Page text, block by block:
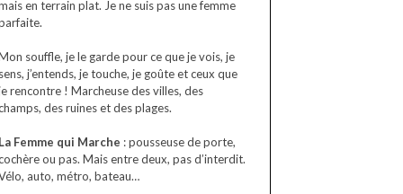
en terrain plat. Je ne suis pas une femme
souffle, je le garde pour ce que je vois, je
sens, j’entends, je touche, je goûte et ceux que
rencontre ! Marcheuse des villes, des
des ruines et des plages.
La Femme qui Marche : pousseuse de porte,
ou pas. Mais entre deux, pas d’interdit.
auto, métro, bateau…